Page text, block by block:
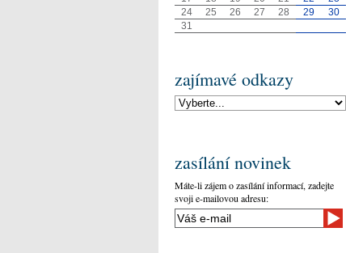
24
25 26 27 28 29
30
31
zajímavé odkazy
zasílání novinek
Máte-li zájem o zasílání informací, zadejte
svoji e-mailovou adresu: